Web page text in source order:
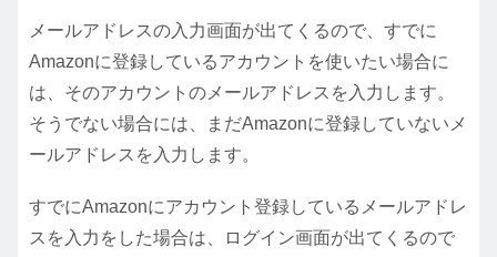
メールアドレスの入力画面が出てくるので、すでに
Amazonに登録しているアカウントを使いたい場合に
は、そのアカウントのメールアドレスを入力します。
そうでない場合には、まだAmazonに登録していないメ
ールアドレスを入力します。
すでにAmazonにアカウント登録しているメールアドレ
スを入力をした場合は、ログイン画面が出てくるので